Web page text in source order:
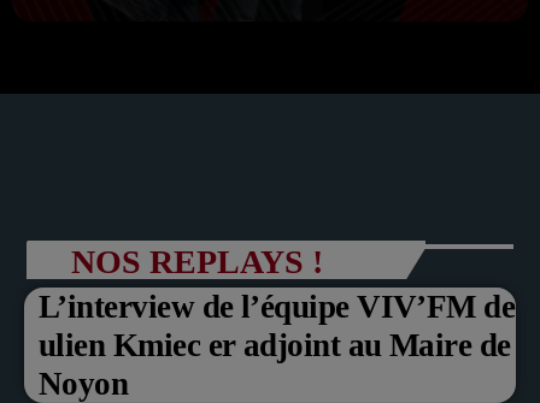
NOS REPLAYS !
L’interview de l’équipe VIV’FM de
ulien Kmiec er adjoint au Maire de
Noyon